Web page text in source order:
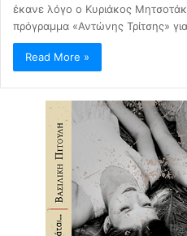
έκανε λόγο ο Κυριάκος
πρόγραμμα «Αντώνης Τρίτσης»
Read More »